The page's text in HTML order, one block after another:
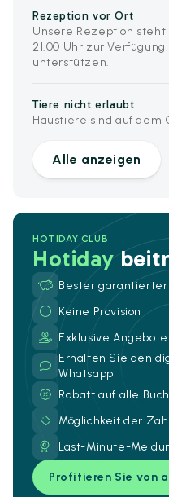
Rezeption vor Ort
Unsere Rezeption steht
21.00 Uhr zur
unterstützen.
Tiere nicht erlaubt
Haustiere sind auf dem
Alle anzeigen
HOTIDAY CLUB
Hotiday
Bester
Keine Provision
Exklusive
Erhalten Sie den
Whatsapp
Rabatt auf alle
Möglichkeit der
Last-Minute-
Profitieren Sie von